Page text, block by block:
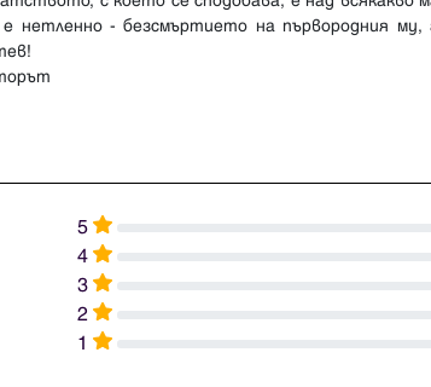
нетленно - безсмъртието на първородния му,
5
4
3
2
1